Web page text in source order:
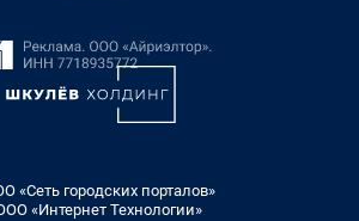
«Сеть городских порталов»
«Интернет Технологии»